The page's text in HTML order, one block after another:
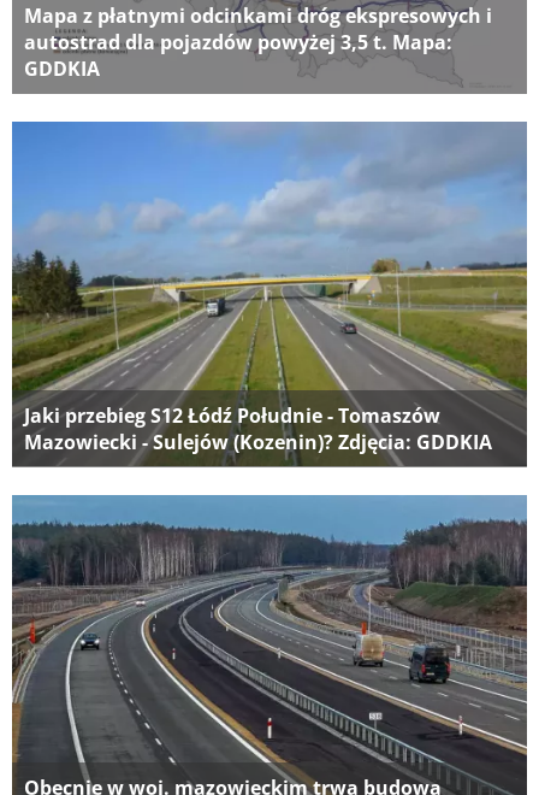
Mapa z płatnymi odcinkami dróg ekspresowych i
autostrad dla pojazdów powyżej 3,5 t. Mapa:
GDDKIA
Jaki przebieg S12 Łódź Południe - Tomaszów
Mazowiecki - Sulejów (Kozenin)? Zdjęcia: GDDKIA
Obecnie w woj. mazowieckim trwa budowa